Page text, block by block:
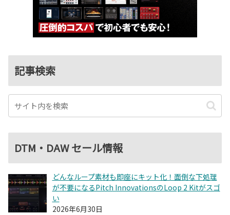
記事検索
DTM・DAW セール情報
どんなループ素材も即座にキット化！面倒な下処理
が不要になるPitch InnovationsのLoop 2 Kitがスゴ
い
2026年6月30日